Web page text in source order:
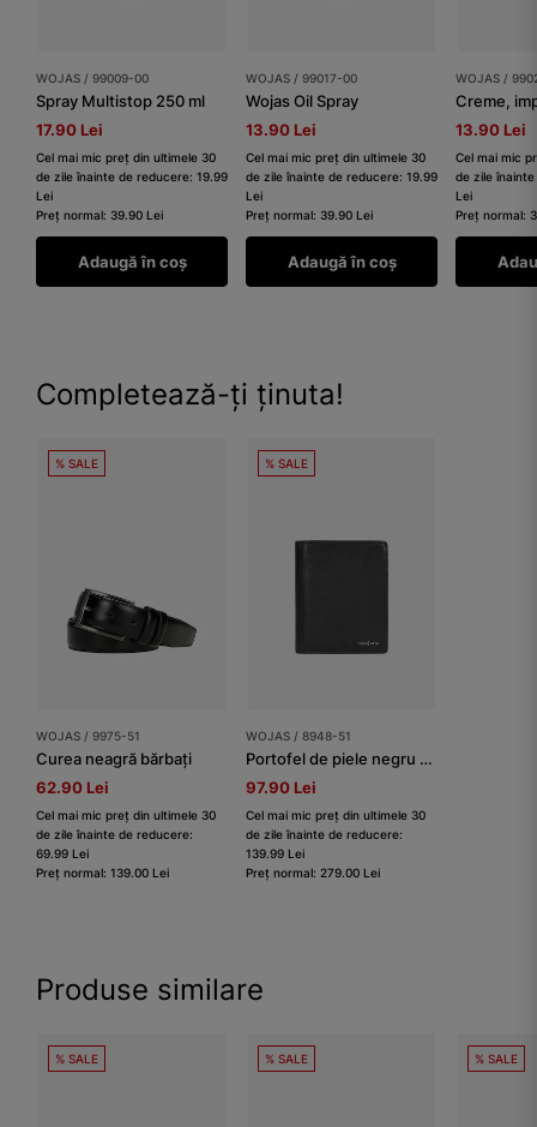
WOJAS / 99009-00
Spray Multistop 250 ml
17.90 Lei
Cel mai mic preț din ultimele 30
de zile înainte de reducere: 19.99
Lei
Preț normal: 39.90 Lei
Adaugă în coș
WOJAS / 99017-00
Wojas Oil Spray
13.90 Lei
Cel mai mic preț din ultimele 30
de zile înainte de reducere: 19.99
Lei
Preț normal: 39.90 Lei
Adaugă în coș
WOJAS /
Creme,
13.90 Lei
Cel mai mic
de zile
Lei
Preț normal:
Completează-ți ținuta!
% SALE
WOJAS / 9975-51
Curea neagră bărbați
62.90 Lei
Cel mai mic preț din ultimele 30
de zile înainte de reducere:
69.99 Lei
Preț normal: 139.00 Lei
% SALE
WOJAS / 8948-51
Portofel de piele negru bărbați
97.90 Lei
Cel mai mic preț din ultimele 30
de zile înainte de reducere:
139.99 Lei
Preț normal: 279.00 Lei
Produse similare
% SALE % SALE % SALE